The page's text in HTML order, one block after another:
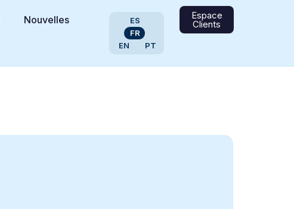
Nouvelles
ES
FR
EN
PT
Espace
Clients